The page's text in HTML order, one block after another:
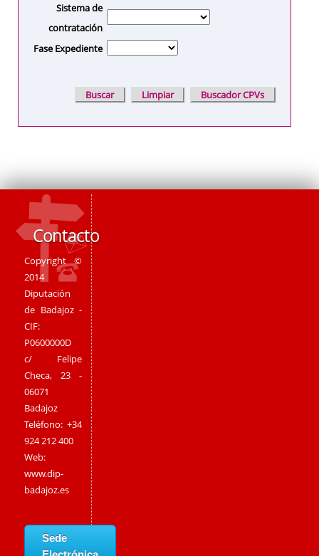
Sistema de
contratación
Fase Expediente
Contacto
Copyright ©
2014
Diputación
de Badajoz -
CIF:
P0600000D
c/ Felipe
Checa, 23 -
06071
Badajoz
Teléfono: +34
924 212 400
Web:
www.dip-
badajoz.es
Sede